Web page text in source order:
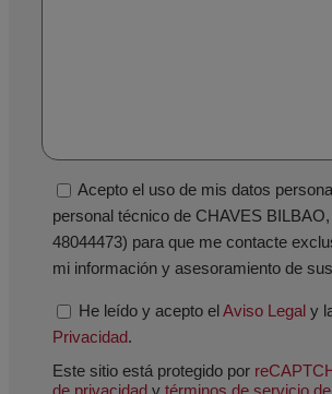
Acepto el uso de mis datos
personal técnico de CHAVES
48044473) para que me contacte
mi información y asesoramiento de
He leído y acepto elAviso Legal y
Privacidad.
Este sitio está protegido por
de privacidad y términos de servicio